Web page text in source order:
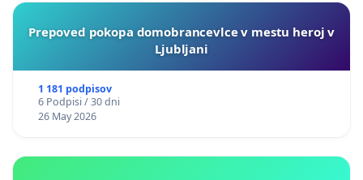
Prepoved pokopa domobrancevlce v mestu heroj v
Ljubljani
1 181 podpisov
6 Podpisi / 30 dni
26 May 2026